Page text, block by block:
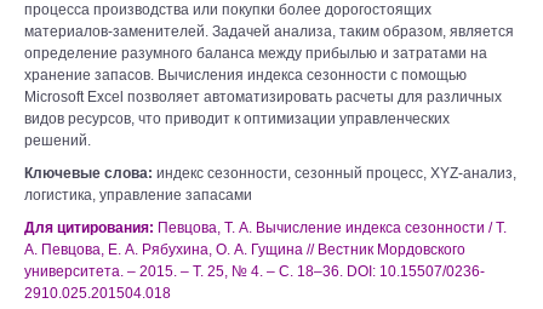
процесса производства или покупки более дорогостоящих
материалов-заменителей. Задачей анализа, таким образом, является
определение разумного баланса между прибылью и затратами на
хранение запасов. Вычисления индекса сезонности с помощью
Microsoft Excel позволяет автоматизировать расчеты для различных
видов ресурсов, что приводит к оптимизации управленческих
решений.
Ключевые слова: индекс сезонности, сезонный процесс, XYZ-анализ,
логистика, управление запасами
Для цитирования: Певцова, Т. А. Вычисление индекса сезонности / Т.
А. Певцова, Е. А. Рябухина, О. А. Гущина // Вестник Мордовского
университета. – 2015. – Т. 25, № 4. – С. 18–36. DOI: 10.15507/0236-
2910.025.201504.018